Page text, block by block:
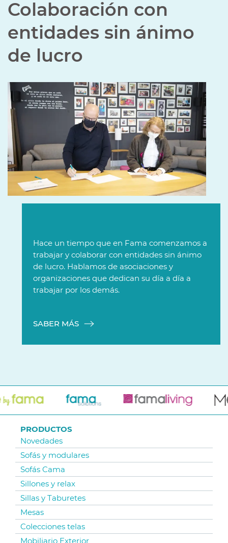
Colaboración con
entidades sin ánimo
de lucro
Hace un tiempo que en Fama comenzamos a
trabajar y colaborar con entidades sin ánimo
de lucro. Hablamos de asociaciones y
organizaciones que dedican su día a día a
trabajar por los demás.
SABER MÁS
PRODUCTOS
Novedades
Sofás y modulares
Sofás Cama
Sillones y relax
Sillas y Taburetes
Mesas
Colecciones telas
Mobiliario Exterior